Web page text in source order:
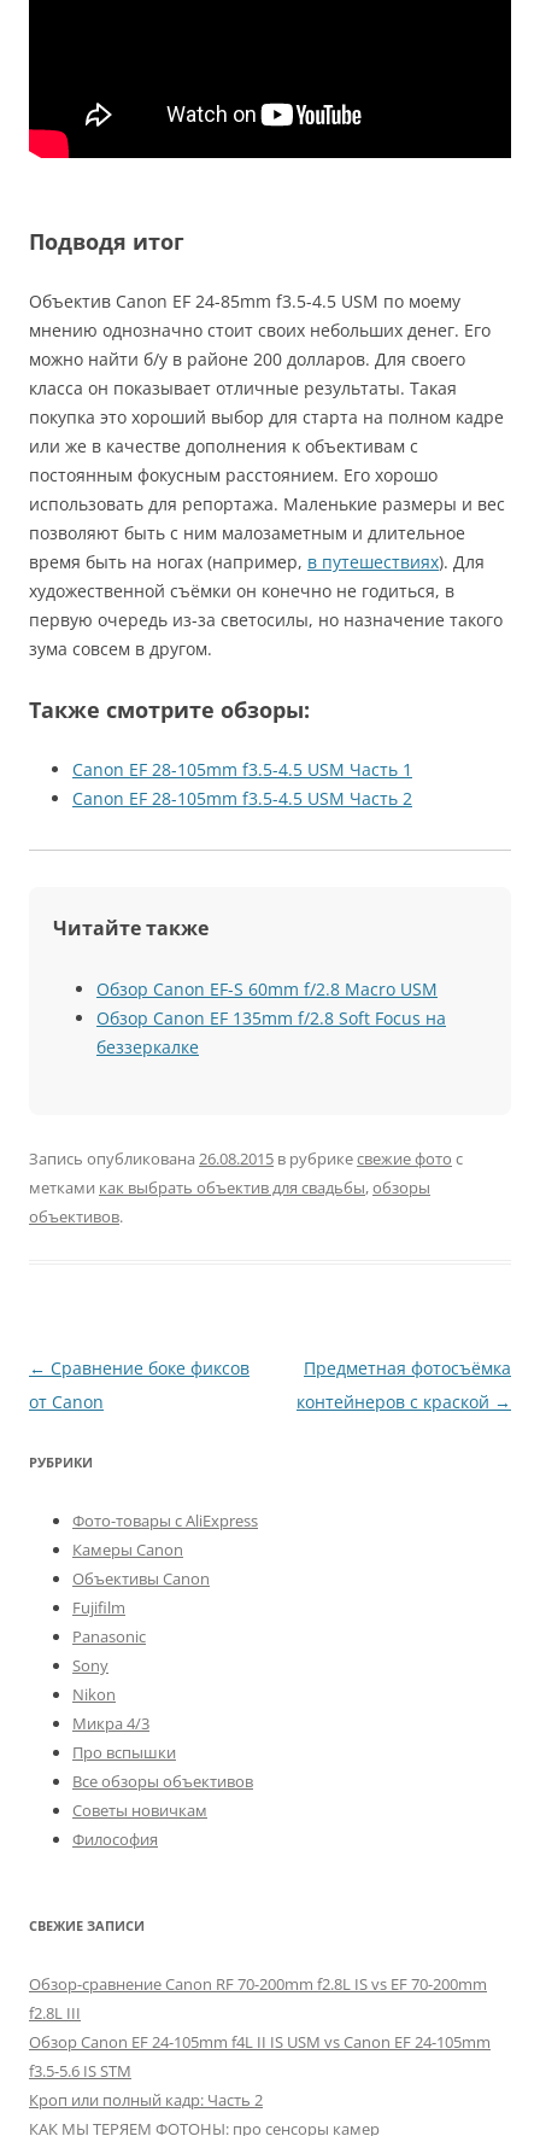
Подводя итог
Объектив Canon EF 24-85mm f3.5-4.5 USM по моему
мнению однозначно стоит своих небольших денег. Его
можно найти б/у в районе 200 долларов. Для своего
класса он показывает отличные результаты. Такая
покупка это хороший выбор для старта на полном кадре
или же в качестве дополнения к объективам с
постоянным фокусным расстоянием. Его хорошо
использовать для репортажа. Маленькие размеры и вес
позволяют быть с ним малозаметным и длительное
время быть на ногах (например, в путешествиях). Для
художественной съёмки он конечно не годиться, в
первую очередь из-за светосилы, но назначение такого
зума совсем в другом.
Также смотрите обзоры:
Canon EF 28-105mm f3.5-4.5 USM Часть 1
Canon EF 28-105mm f3.5-4.5 USM Часть 2
Читайте также
Обзор Canon EF-S 60mm f/2.8 Macro USM
Обзор Canon EF 135mm f/2.8 Soft Focus на
беззеркалке
Запись опубликована 26.08.2015 в рубрикесвежие фото с
метками как выбрать объектив для свадьбы,обзоры
объективов.
Навигация
по
← Сравнение боке фиксов
от Canon
Предметная фотосъёмка
контейнеров с краской →
РУБРИКИ
Фото-товары с AliExpress
Камеры Canon
Объективы Canon
Fujifilm
Panasonic
Sony
Nikon
Микра 4/3
Про вспышки
Все обзоры объективов
Советы новичкам
Философия
СВЕЖИЕ ЗАПИСИ
Обзор-сравнение Canon RF 70-200mm f2.8L IS vs EF 70-200mm
f2.8L III
Обзор Canon EF 24-105mm f4L II IS USM vs Canon EF 24-105mm
f3.5-5.6 IS STM
Кроп или полный кадр: Часть 2
КАК МЫ ТЕРЯЕМ ФОТОНЫ: про сенсоры камер